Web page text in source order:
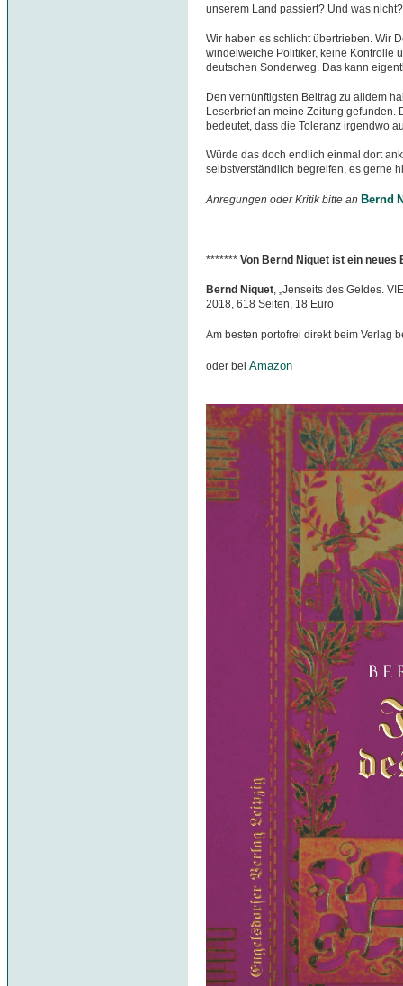
unserem Land passiert? Und was nicht?
Wir haben es schlicht übertrieben. Wir
windelweiche Politiker, keine Kontrolle
deutschen Sonderweg. Das kann
Den vernünftigsten Beitrag zu alldem
Leserbrief an meine Zeitung gefunden.
bedeutet, dass die Toleranz irgendwo
Würde das doch endlich einmal dort
selbstverständlich begreifen, es gerne
Anregungen oder Kritik bitte an Bernd
******* Von Bernd Niquet ist ein neues
Bernd Niquet, „Jenseits des Geldes.
2018, 618 Seiten, 18 Euro
Am besten portofrei direkt beim Verlag
oder bei Amazon